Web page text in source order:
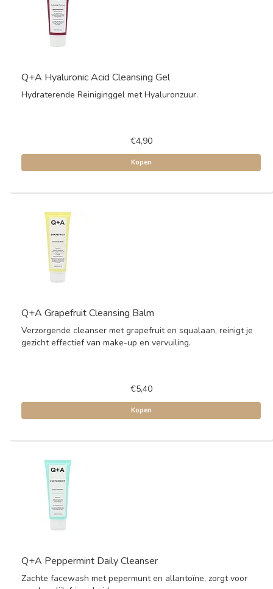
Q+A Hyaluronic Acid Cleansing Gel
Hydraterende Reiniginggel met Hyaluronzuur.
€4,90
Kopen
Q+A Grapefruit Cleansing Balm
Verzorgende cleanser met grapefruit en squalaan, reinigt je
gezicht effectief van make-up en vervuiling.
€5,40
Kopen
Q+A Peppermint Daily Cleanser
Zachte facewash met pepermunt en allantoïne, zorgt voor